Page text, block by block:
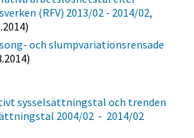
(RFV) 2013/02 - 2014/02,
och slumpvariationsrensade
sysselsättningstal och trenden
2004/02 - 2014/02